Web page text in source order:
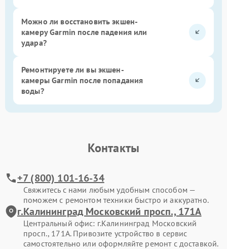
Можно ли восстановить экшен-
камеру Garmin после падения или
удара?
Ремонтируете ли вы экшен-
камеры Garmin после попадания
воды?
Контакты
+7 (800) 101-16-34
Свяжитесь с нами любым удобным способом —
поможем с ремонтом техники быстро и аккуратно.
г.Калининград Московский просп., 171А
Центральный офис: г.Калининград Московский
просп., 171А. Привозите устройство в сервис
самостоятельно или оформляйте ремонт с доставкой.